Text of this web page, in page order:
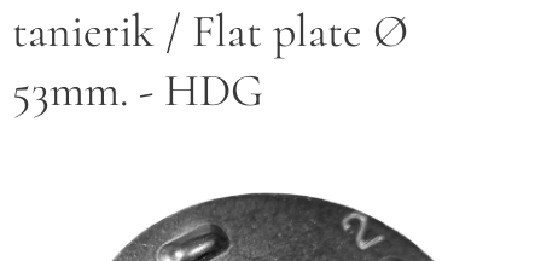
tanierik / Flat plate Ø
53mm. - HDG